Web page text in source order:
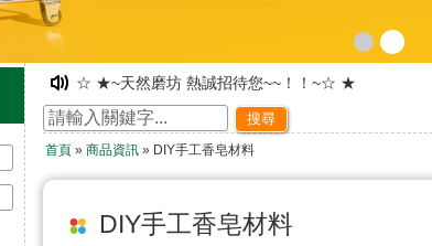
☆ ★~天然磨坊 熱誠招待您~~！！~☆ ★
☆ ★~網路旗艦店落成~ 歡迎舊雨新知光臨指教~☆ ★
☆ ★~歡迎光臨~天然磨坊 ~☆ ★
凡購物皆可享有紅利積點!!下次購物時可折抵現金!
☆ ★~歡迎光臨本站~☆ ★
搜尋
首頁 » 商品資訊 » DIY手工香皂材料
DIY手工香皂材料